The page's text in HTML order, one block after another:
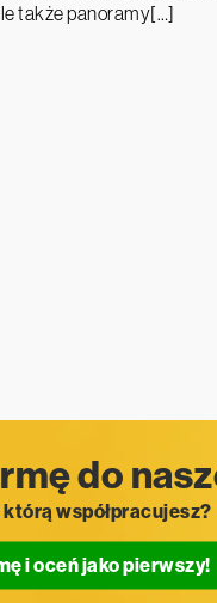
także panoramy[…]
do
współpracujesz?
i oceń jako pierwszy!